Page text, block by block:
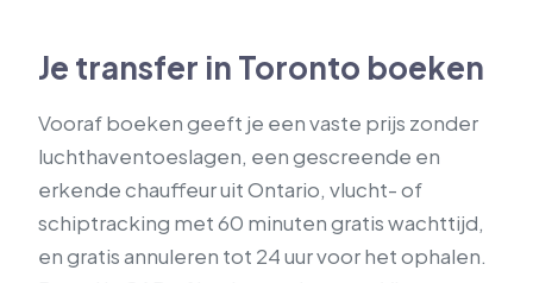
Je transfer in Toronto boeken
Vooraf boeken geeft je een vaste prijs zonder
luchthaventoeslagen, een gescreende en
erkende chauffeur uit Ontario, vlucht- of
schiptracking met 60 minuten gratis wachttijd,
en gratis annuleren tot 24 uur voor het ophalen.